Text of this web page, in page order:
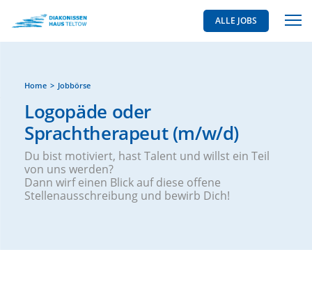
ALLE JOBS
Home Jobbörse
Logopäde oder
Sprachtherapeut (m/w/d)
Du bist motiviert, hast Talent und willst ein Teil
von uns werden?
Dann wirf einen Blick auf diese offene
Stellenausschreibung und bewirb Dich!